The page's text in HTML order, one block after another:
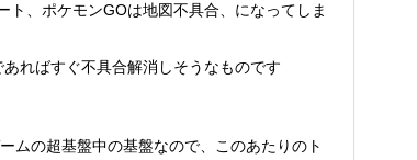
、ポケモンGOは地図不具合、になってしま
ればすぐ不具合解消しそうなものです
ムの超基盤中の基盤なので、このあたりのト